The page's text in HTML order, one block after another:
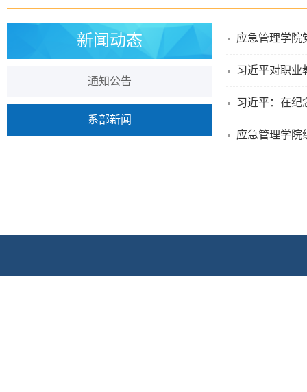
新闻动态
通知公告
系部新闻
应急管理学院
习近平对职业
习近平：在纪
应急管理学院